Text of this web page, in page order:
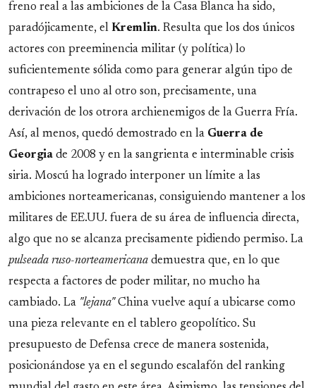
freno real a las ambiciones de la Casa Blanca ha sido,
paradójicamente, el Kremlin. Resulta que los dos únicos
actores con preeminencia militar (y política) lo
suficientemente sólida como para generar algún tipo de
contrapeso el uno al otro son, precisamente, una
derivación de los otrora archienemigos de la Guerra Fría.
Así, al menos, quedó demostrado en la Guerra de
Georgia de 2008 y en la sangrienta e interminable crisis
siria. Moscú ha logrado interponer un límite a las
ambiciones norteamericanas, consiguiendo mantener a los
militares de EE.UU. fuera de su área de influencia directa,
algo que no se alcanza precisamente pidiendo permiso. La
pulseada ruso-norteamericana demuestra que, en lo que
respecta a factores de poder militar, no mucho ha
cambiado. La "lejana"China vuelve aquí a ubicarse como
una pieza relevante en el tablero geopolítico. Su
presupuesto de Defensa crece de manera sostenida,
posicionándose ya en el segundo escalafón del ranking